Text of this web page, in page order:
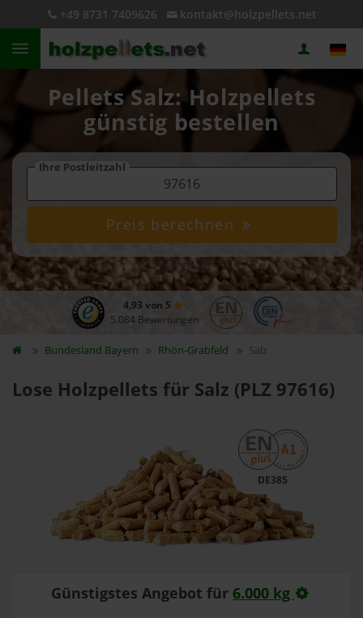
+49 8731 7409626 kontakt@holzpellets.net
Pellets Salz: Holzpellets
günstig bestellen
Ihre Postleitzahl
Preis berechnen
4,93 von 5
5.084 Bewertungen
Bundesland Bayern Rhön-Grabfeld Salz
Lose Holzpellets für Salz (PLZ 97616)
DE385
Günstigstes Angebot für 6.000 kg